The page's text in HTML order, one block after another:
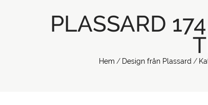
PLASSARD
Hem / Design från Plassard /